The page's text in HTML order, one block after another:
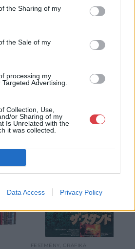
the Sharing of my
the Sale of my
processing my
Advertising.
Collection, Use,
or Sharing of my
Is Unrelated with the
it was collected.
Data Access Privacy Policy
Ingyenes értékbecslés. Árveréseinkre
MŰTÁRGYAI
FESTMÉNY, GRAFIKA